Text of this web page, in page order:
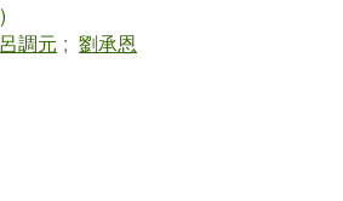
呂調元 ; 劉承恩